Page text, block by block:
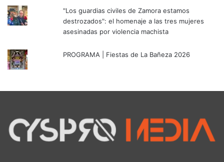
"Los guardias civiles de Zamora estamos
destrozados": el homenaje a las tres mujeres
asesinadas por violencia machista
PROGRAMA | Fiestas de La Bañeza 2026